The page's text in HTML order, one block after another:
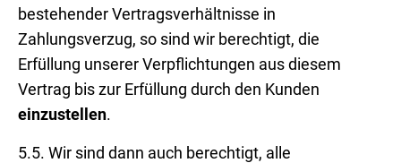
bestehender Vertragsverhältnisse in
Zahlungsverzug, so sind wir berechtigt, die
Erfüllung unserer Verpflichtungen aus diesem
Vertrag bis zur Erfüllung durch den Kunden
einzustellen.
5.5. Wir sind dann auch berechtigt, alle